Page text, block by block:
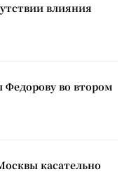
влияния
Федорову во втором
касательно